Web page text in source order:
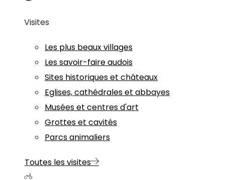
Visites
Les plus beaux villages
Les savoir-faire audois
Sites historiques et châteaux
Eglises, cathédrales et abbayes
Musées et centres d'art
Grottes et cavités
Parcs animaliers
Toutes les visites